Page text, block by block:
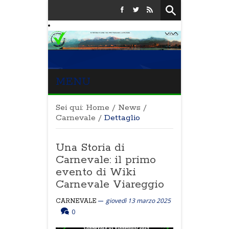
MENU
Sei qui: Home / News /
Carnevale / Dettaglio
Una Storia di
Carnevale: il primo
evento di Wiki
Carnevale Viareggio
CARNEVALE
giovedì 13 marzo 2025
0